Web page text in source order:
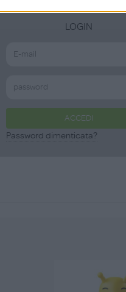
LOGIN
ACCEDI
Password dimenticata?